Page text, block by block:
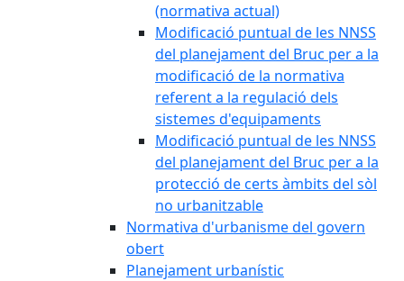
(normativa actual)
Modificació puntual de les NNSS
del planejament del Bruc per a la
modificació de la normativa
referent a la regulació dels
sistemes d'equipaments
Modificació puntual de les NNSS
del planejament del Bruc per a la
protecció de certs àmbits del sòl
no urbanitzable
Normativa d'urbanisme del govern
obert
Planejament urbanístic